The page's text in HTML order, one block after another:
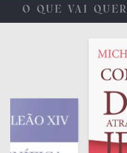
O QUE VAI